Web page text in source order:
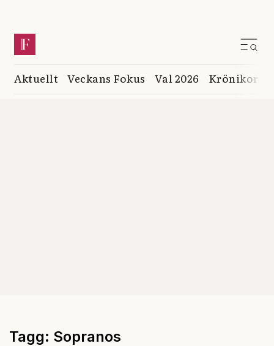
Aktuellt Veckans Fokus Val 2026 Krönikor
Tagg: Sopranos